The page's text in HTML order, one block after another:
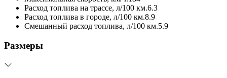
Расход топлива на трассе, л/100 км.6.3
Расход топлива в городе, л/100 км.8.9
Смешанный расход топлива, л/100 км.5.9
Размеры